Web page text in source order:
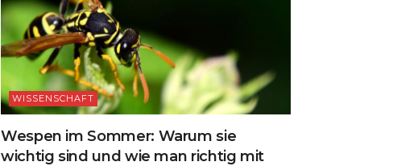
WISSENSCHAFT
Wespen im Sommer: Warum sie
wichtig sind und wie man richtig mit